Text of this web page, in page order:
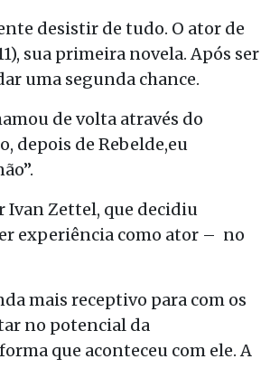
desistir de tudo. O ator de
sua primeira novela. Após ser
uma segunda chance.
de volta através do
depois de Rebelde,eu
Ivan Zettel, que decidiu
experiência como ator – no
mais receptivo para com os
no potencial da
que aconteceu com ele. A